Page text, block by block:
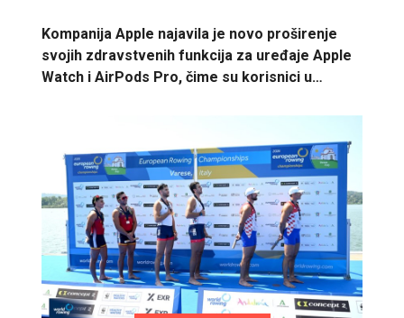
Kompanija Apple najavila je novo proširenje
svojih zdravstvenih funkcija za uređaje Apple
Watch i AirPods Pro, čime su korisnici u…